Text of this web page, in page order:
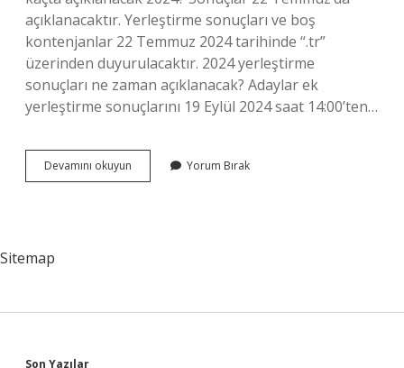
açıklanacaktır. Yerleştirme sonuçları ve boş
kontenjanlar 22 Temmuz 2024 tarihinde “.tr”
üzerinden duyurulacaktır. 2024 yerleştirme
sonuçları ne zaman açıklanacak? Adaylar ek
yerleştirme sonuçlarını 19 Eylül 2024 saat 14:00’ten…
Devamını okuyun
2023
Yorum Bırak
Sitemap
Son Yazılar